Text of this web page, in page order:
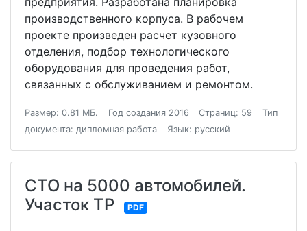
производственного корпуса. В рабочем
проекте произведен расчет кузовного
отделения, подбор технологического
оборудования для проведения работ,
связанных с обслуживанием и ремонтом.
Размер: 0.81 МБ. Год создания 2016 Страниц: 59
Тип
документа: дипломная работа
Язык: русский
СТО на 5000 автомобилей.
Участок ТР
PDF